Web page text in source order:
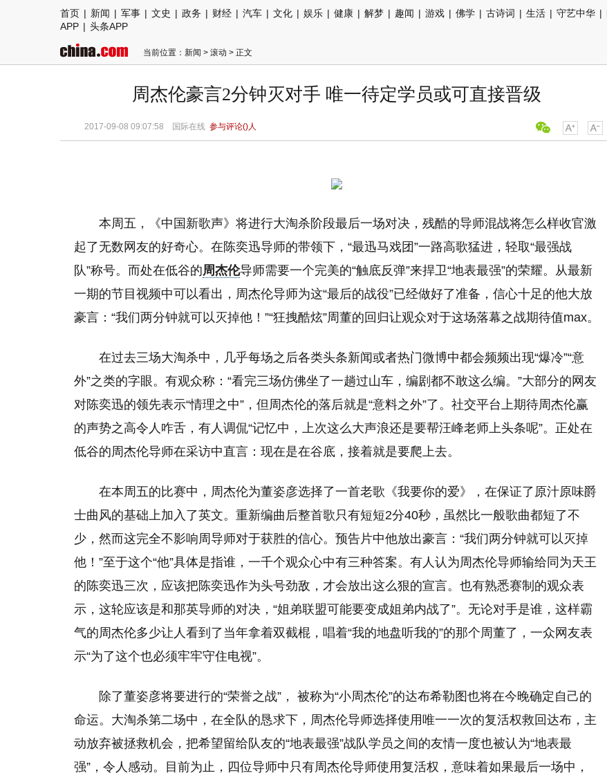
首页 | 新闻 | 军事 | 文史 | 政务 | 财经 | 汽车 | 文化 | 娱乐 | 健康 | 解梦 | 趣闻 | 游戏 | 佛学 | 古诗词 | 生活 | 守艺中华 |
APP | 头条APP
当前位置： 新闻 > 滚动 > 正文
周杰伦豪言2分钟灭对手 唯一待定学员或可直接晋级
2017-09-08 09:07:58 国际在线 参与评论()人
本周五，《中国新歌声》将进行大淘杀阶段最后一场对决，残酷的导师混战将怎么样收官激
起了无数网友的好奇心。在陈奕迅导师的带领下，“最迅马戏团”一路高歌猛进，轻取“最强战
队”称号。而处在低谷的周杰伦导师需要一个完美的“触底反弹”来捍卫“地表最强”的荣耀。从最新
一期的节目视频中可以看出，周杰伦导师为这“最后的战役”已经做好了准备，信心十足的他大放
豪言：“我们两分钟就可以灭掉他！”“狂拽酷炫”周董的回归让观众对于这场落幕之战期待值max。
在过去三场大淘杀中，几乎每场之后各类头条新闻或者热门微博中都会频频出现“爆冷”“意
外”之类的字眼。有观众称：“看完三场仿佛坐了一趟过山车，编剧都不敢这么编。”大部分的网友
对陈奕迅的领先表示“情理之中”，但周杰伦的落后就是“意料之外”了。社交平台上期待周杰伦赢
的声势之高令人咋舌，有人调侃“记忆中，上次这么大声浪还是要帮汪峰老师上头条呢”。正处在
低谷的周杰伦导师在采访中直言：现在是在谷底，接着就是要爬上去。
在本周五的比赛中，周杰伦为董姿彦选择了一首老歌《我要你的爱》，在保证了原汁原味爵
士曲风的基础上加入了英文。重新编曲后整首歌只有短短2分40秒，虽然比一般歌曲都短了不
少，然而这完全不影响周导师对于获胜的信心。预告片中他放出豪言：“我们两分钟就可以灭掉
他！”至于这个“他”具体是指谁，一千个观众心中有三种答案。有人认为周杰伦导师输给同为天王
的陈奕迅三次，应该把陈奕迅作为头号劲敌，才会放出这么狠的宣言。也有熟悉赛制的观众表
示，这轮应该是和那英导师的对决，“姐弟联盟可能要变成姐弟内战了”。无论对手是谁，这样霸
气的周杰伦多少让人看到了当年拿着双截棍，唱着“我的地盘听我的”的那个周董了，一众网友表
示“为了这个也必须牢牢守住电视”。
除了董姿彦将要进行的“荣誉之战”， 被称为“小周杰伦”的达布希勒图也将在今晚确定自己的
命运。大淘杀第二场中，在全队的恳求下，周杰伦导师选择使用唯一一次的复活权救回达布，主
动放弃被拯救机会，把希望留给队友的“地表最强”战队学员之间的友情一度也被认为“地表最
强”，令人感动。目前为止，四位导师中只有周杰伦导师使用复活权，意味着如果最后一场中，